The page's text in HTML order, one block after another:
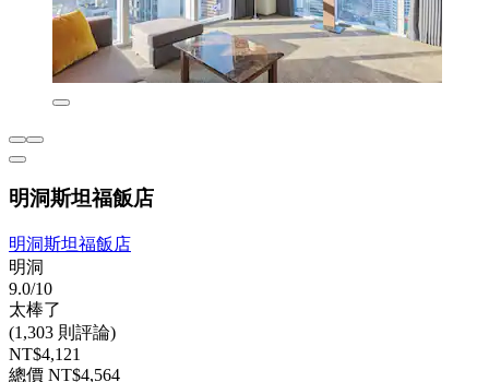
明洞斯坦福飯店
明洞斯坦福飯店
明洞
9.0/10
太棒了
(1,303 則評論)
NT$4,121
總價 NT$4,564